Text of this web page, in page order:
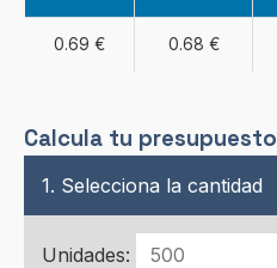
0.69 € 0.68 €
Calcula tu presupuesto
1. Selecciona la cantidad
Unidades: